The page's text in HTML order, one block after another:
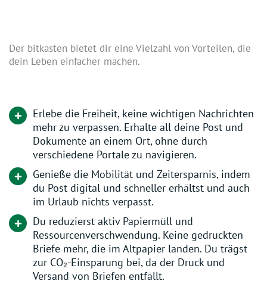
Der bitkasten bietet dir eine Vielzahl von Vorteilen, die
dein Leben einfacher machen.
Erlebe die Freiheit, keine wichtigen Nachrichten
mehr zu verpassen. Erhalte all deine Post und
Dokumente an einem Ort, ohne durch
verschiedene Portale zu navigieren.
Genieße die Mobilität und Zeitersparnis, indem
du Post digital und schneller erhältst und auch
im Urlaub nichts verpasst.
Du reduzierst aktiv Papiermüll und
Ressourcenverschwendung. Keine gedruckten
Briefe mehr, die im Altpapier landen. Du trägst
zur CO₂-Einsparung bei, da der Druck und
Versand von Briefen entfällt.